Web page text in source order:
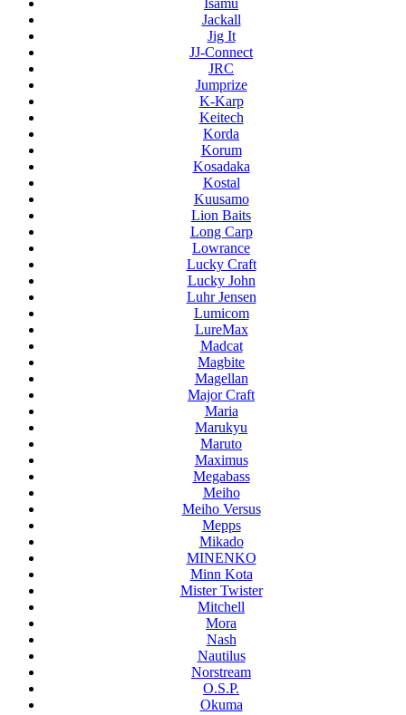
Isamu
Jackall
Jig It
JJ-Connect
JRC
Jumprize
K-Karp
Keitech
Korda
Korum
Kosadaka
Kostal
Kuusamo
Lion Baits
Long Carp
Lowrance
Lucky Craft
Lucky John
Luhr Jensen
Lumicom
LureMax
Madcat
Magbite
Magellan
Major Craft
Maria
Marukyu
Maruto
Maximus
Megabass
Meiho
Meiho Versus
Mepps
Mikado
MINENKO
Minn Kota
Mister Twister
Mitchell
Mora
Nash
Nautilus
Norstream
O.S.P.
Okuma